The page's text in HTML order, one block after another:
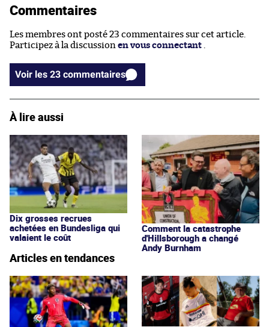
Commentaires
Les membres ont posté 23 commentaires sur cet article.
Participez à la discussion en vous connectant .
Voir les 23 commentaires
À lire aussi
Dix grosses recrues
achetées en Bundesliga qui
valaient le coût
Comment la catastrophe
d'Hillsborough a changé
Andy Burnham
Articles en tendances